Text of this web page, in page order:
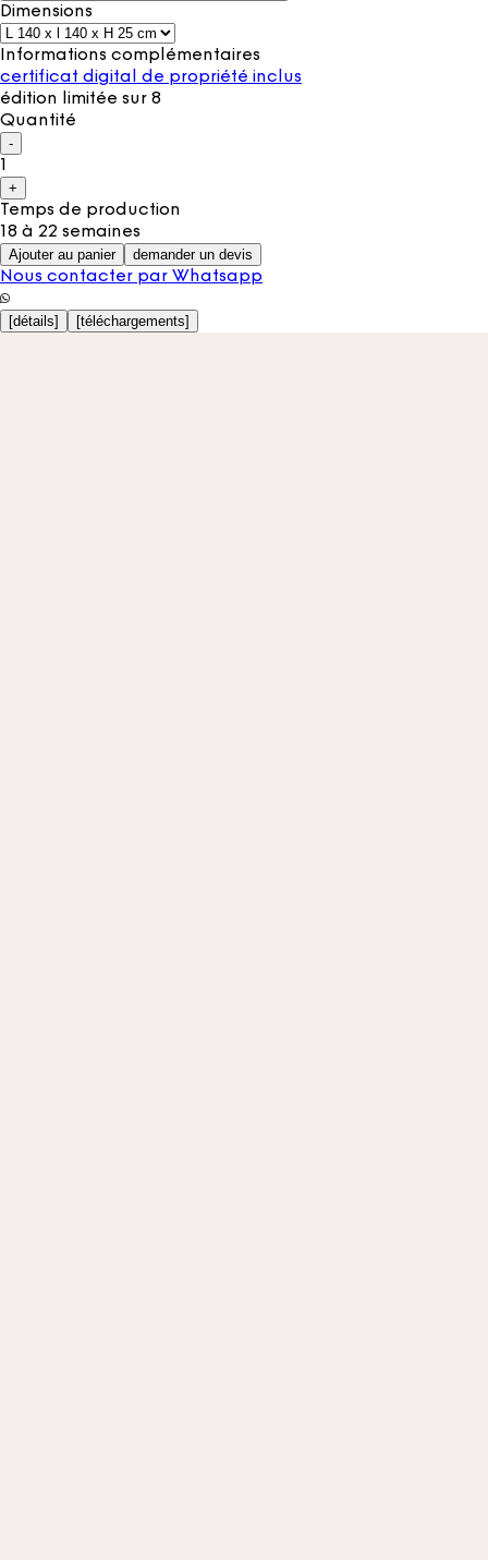
Dimensions
Informations complémentaires
certificat digital de propriété inclus
édition limitée sur 8
Quantité
-
1
+
Temps de production
18 à 22 semaines
Ajouter au panier demander un devis
Nous contacter par Whatsapp
[détails] [téléchargements]